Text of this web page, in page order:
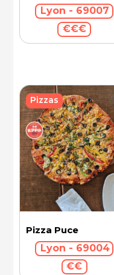
Lyon - 69007
€€€
Pizza Puce
Lyon - 69004
€€
Pizzas